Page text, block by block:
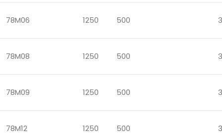
78M06 1250 500
78M08 1250 500
78M09 1250 500
78M12 1250 500